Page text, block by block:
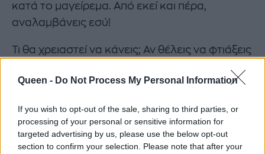
Queen - Do Not Process My Personal Information
If you wish to opt-out of the sale, sharing to third parties, or
processing of your personal or sensitive information for
targeted advertising by us, please use the below opt-out
section to confirm your selection. Please note that after your
κατά το μαγείρεμα. Από εκεί και πέρα,
αναλαμβάνεις εσύ!
Τι θα χρειαστεί να κάνεις; Αν θέλεις να φτιάξεις
ξεκινήσεις βάζοντας σε ένα σκεύος τον
προσθέσεις νερό και θα περιμένεις, μέχρι ο
κιμάς να μαγειρευτεί, να αλλάξει απόχρωση
και να εξατμιστούν τα υγρά του. Στο σημείο